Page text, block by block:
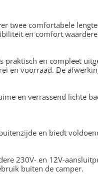
twee comfortabele
en comfort
praktisch en compleet
en voorraad. De
en verrassend lichte
en biedt
230V- en 12V-
buiten de camper.